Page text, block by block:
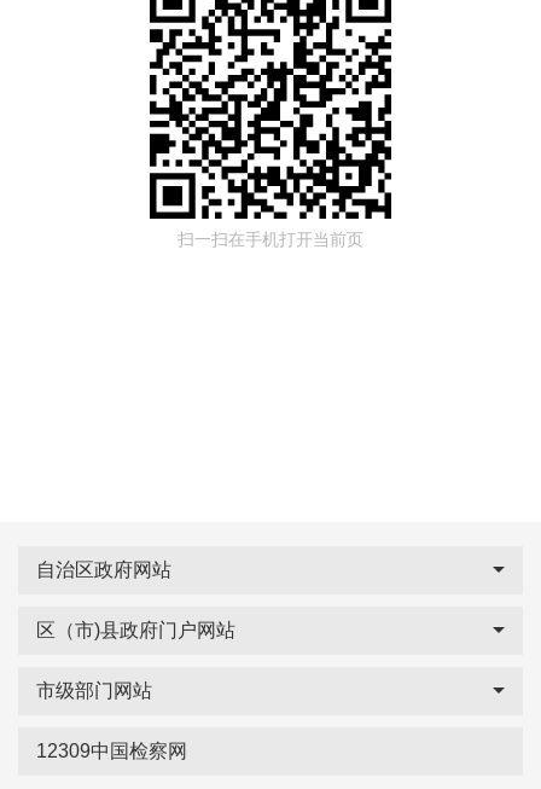
扫一扫在手机打开当前页
自治区政府网站
区（市)县政府门户网站
市级部门网站
12309中国检察网